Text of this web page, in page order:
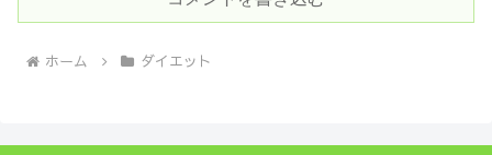
ホーム ダイエット